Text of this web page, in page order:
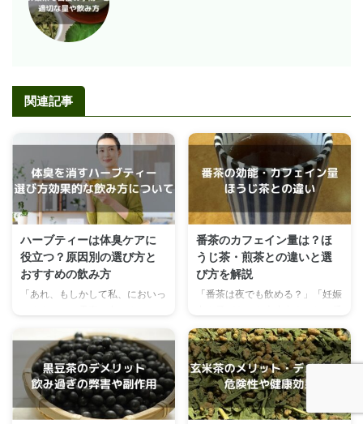
関連記事
ハーブティーは体臭ケアに
役立つ？原因別の選び方と
おすすめの飲み方
「あれ、もしかして私、においっ
臭が気になることはありません
か。 体臭は暑い季節だけでな
く、冬の暖房による汗や、忙しい
毎日のストレスなどでも気になり
やすいもの。市販のデオドラント
番茶のカフェイン量は？ほ
うじ茶・煎茶との違いと選
び方を解説
「番茶は夜でも飲める？」「妊娠
茶のカフェイン量が気になってい
る方は多いのではないでしょう
か。 結論からお伝えすると、番
茶のカフェイン量は浸出液100ml
あたり約10mgで、これは煎茶の
およそ半分にあたります。日本茶